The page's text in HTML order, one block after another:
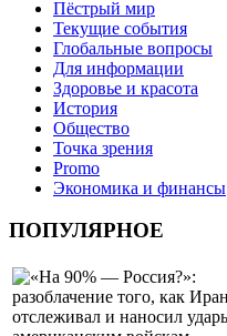
Пёстрый мир
Текущие события
Глобальные вопросы
Для информации
Здоровье и красота
История
Общество
Точка зрения
Promo
Экономика и финансы
ПОПУЛЯРНОЕ